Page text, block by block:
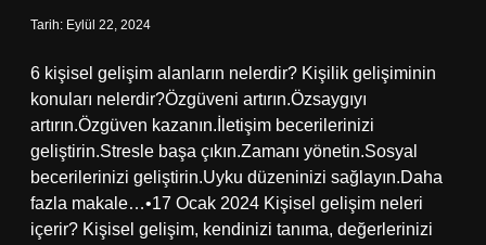
Tarih: Eylül 22, 2024
6 kişisel gelişim alanların nelerdir? Kişilik gelişiminin
konuları nelerdir?Özgüveni artırın.Özsaygıyı
artırın.Özgüven kazanın.İletişim becerilerinizi
geliştirin.Stresle başa çıkın.Zamanı yönetin.Sosyal
becerilerinizi geliştirin.Uyku düzeninizi sağlayın.Daha
fazla makale…•17 Ocak 2024 Kişisel gelişim neleri
içerir? Kişisel gelişim, kendinizi tanıma, değerlerinizi